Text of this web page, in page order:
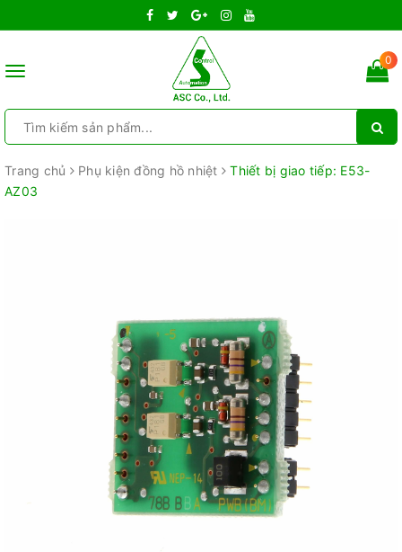
Toggle
0
Trang chủ Phụ kiện đồng hồ nhiệt
Thiết bị giao tiếp: E53-
AZ03